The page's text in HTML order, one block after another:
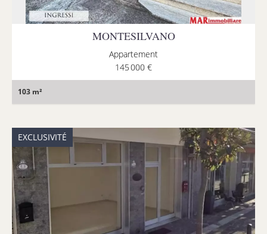
MONTESILVANO
Appartement
145 000 €
103 m²
EXCLUSIVITÉ